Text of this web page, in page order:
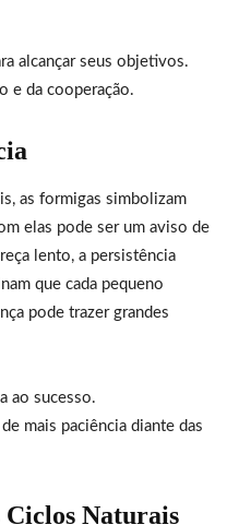
alcançar seus objetivos.
e da cooperação.
as formigas simbolizam
elas pode ser um aviso de
lento, a persistência
que cada pequeno
pode trazer grandes
ao sucesso.
mais paciência diante das
Ciclos Naturais